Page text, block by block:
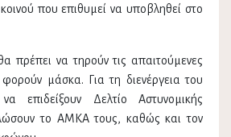
που επιθυμεί να υποβληθεί στο
πρέπει να τηρούν τις απαιτούμενες
μάσκα. Για τη διενέργεια του
επιδείξουν Δελτίο Αστυνομικής
το ΑΜΚΑ τους, καθώς και τον